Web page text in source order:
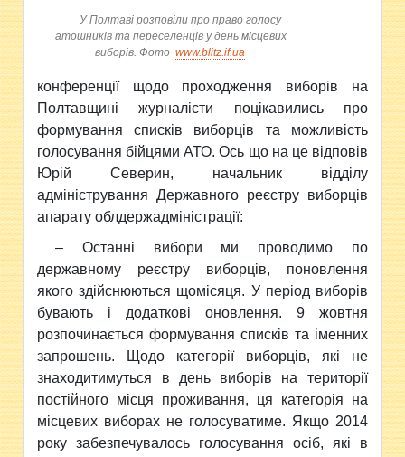
У Полтаві розповіли про право голосу
атошників та переселенців у день місцевих
виборів. Фото www.blitz.if.ua
конференції щодо проходження виборів на
Полтавщині журналісти поцікавились про
формування списків виборців та можливість
голосування бійцями АТО. Ось що на це відповів
Юрій Северин, начальник відділу
адміністрування Державного реєстру виборців
апарату облдержадміністрації:
– Останні вибори ми проводимо по
державному реєстру виборців, поновлення
якого здійснюються щомісяця. У період виборів
бувають і додаткові оновлення. 9 жовтня
розпочинається формування списків та іменних
запрошень. Щодо категорії виборців, які не
знаходитимуться в день виборів на території
постійного місця проживання, ця категорія на
місцевих виборах не голосуватиме. Якщо 2014
року забезпечувалось голосування осіб, які в